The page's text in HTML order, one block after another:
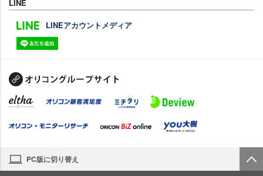
LINE
LINEアカウントメディア
PC版に切り替え